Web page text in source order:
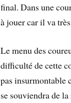
final. Dans une
à jouer car il va
Le menu des
difficulté de cette
pas insurmontable
se souviendra de